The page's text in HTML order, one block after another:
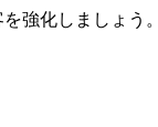
強化しましょう。